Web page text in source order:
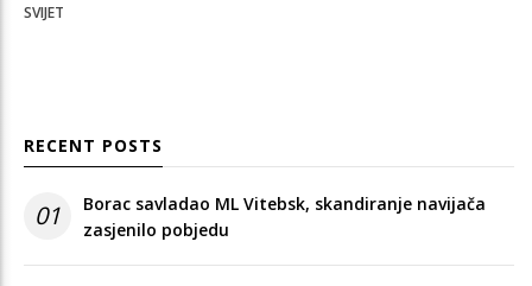
SVIJET
RECENT POSTS
01
Borac savladao ML Vitebsk, skandiranje navijača
zasjenilo pobjedu